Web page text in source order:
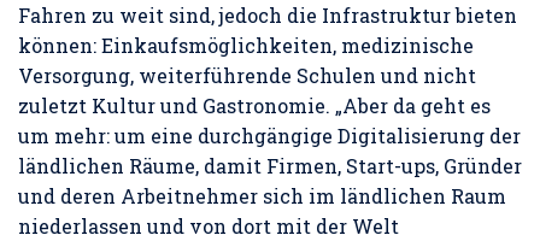
Fahren zu weit sind, jedoch die Infrastruktur bieten
können: Einkaufsmöglichkeiten, medizinische
Versorgung, weiterführende Schulen und nicht
zuletzt Kultur und Gastronomie. „Aber da geht es
um mehr: um eine durchgängige Digitalisierung der
ländlichen Räume, damit Firmen, Start-ups, Gründer
und deren Arbeitnehmer sich im ländlichen Raum
niederlassen und von dort mit der Welt